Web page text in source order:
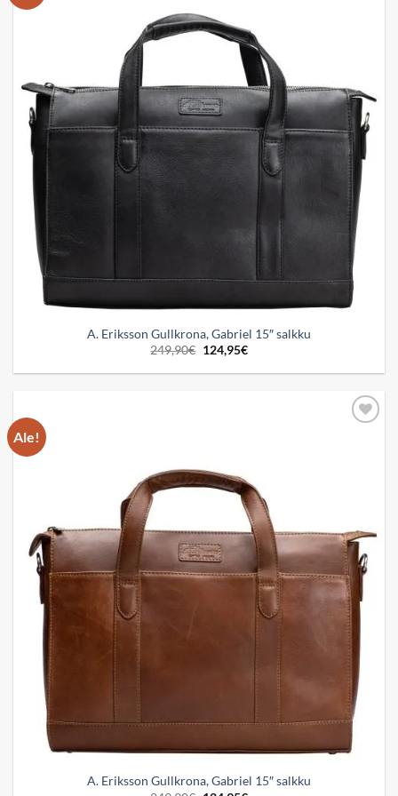
A. Eriksson Gullkrona, Gabriel 15″ salkku
249,90€ Alkuperäinen
hinta
oli:
124,95€Nykyinen
on:
Ale!
A. Eriksson Gullkrona, Gabriel 15″ salkku